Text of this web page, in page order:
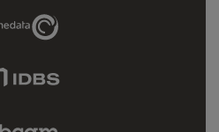
Genedata
Link
IDBS
Abcam